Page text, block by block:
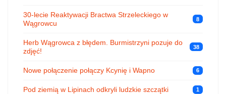
30-lecie Reaktywacji Bractwa Strzeleckiego w
Wągrowcu
8
Herb Wągrowca z błędem. Burmistrzyni pozuje do
zdjęć!
38
Nowe połączenie połączy Kcynię i Wapno 6
Pod ziemią w Lipinach odkryli ludzkie szczątki 1